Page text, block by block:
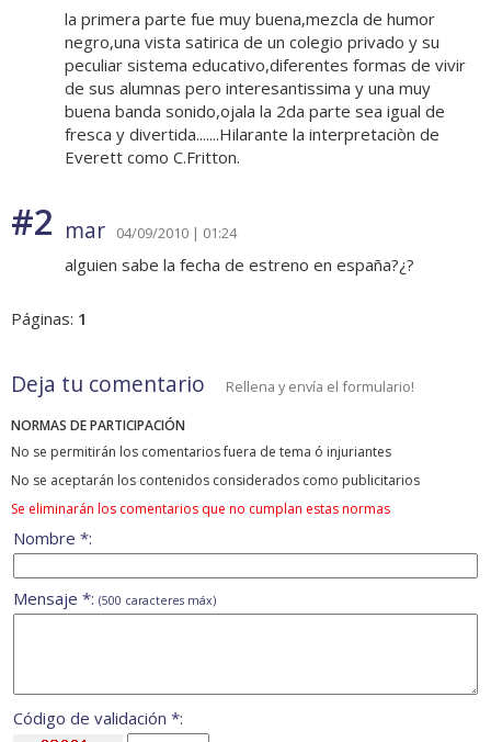
la primera parte fue muy buena,mezcla de humor
negro,una vista satirica de un colegio privado y su
peculiar sistema educativo,diferentes formas de vivir
de sus alumnas pero interesantissima y una muy
buena banda sonido,ojala la 2da parte sea igual de
fresca y divertida.......Hilarante la interpretaciòn de
Everett como C.Fritton.
#2 mar 04/09/2010 | 01:24
alguien sabe la fecha de estreno en españa?¿?
Páginas: 1
Deja tu comentario Rellena y envía el formulario!
NORMAS DE PARTICIPACIÓN
No se permitirán los comentarios fuera de tema ó injuriantes
No se aceptarán los contenidos considerados como publicitarios
Se eliminarán los comentarios que no cumplan estas normas
Nombre *:
Mensaje *: (500 caracteres máx)
Código de validación *: